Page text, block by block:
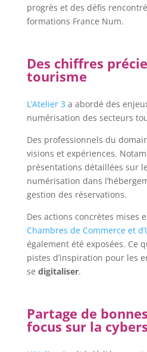
progrès et des défis
formations France Num.
Des chiffres
tourisme
L’Atelier3 a abordé des
numérisation des secteurs
Des professionnels du
visions et expériences.
présentations détaillées sur
numérisation dans
gestion des réservations.
Des actions concrètes mises
Chambres de Commerce et
également été exposées. Ce
pistes d’inspiration pour les
se digitaliser.
Partage de
focus sur la